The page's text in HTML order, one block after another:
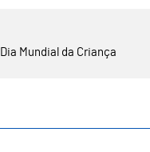
Dia Mundial da Criança